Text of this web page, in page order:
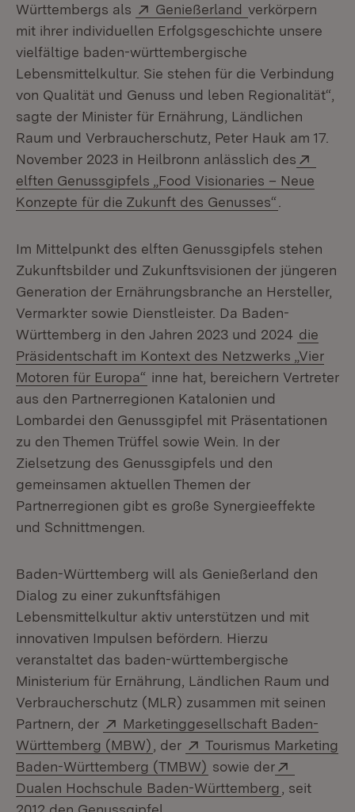
Württembergs als
Extern:
Genießerland (Öffnet in
verkörpern
mit ihrer individuellen Erfolgsgeschichte unsere
vielfältige baden-württembergische
Lebensmittelkultur. Sie stehen für die Verbindung
von Qualität und Genuss und leben Regionalität“,
sagte der Minister für Ernährung, Ländlichen
Raum und Verbraucherschutz, Peter Hauk am 17.
November 2023 in Heilbronn anlässlich des
elften Genussgipfels „Food Visionaries – Neue
Konzepte für die Zukunft des Genusses“
Im Mittelpunkt des elften Genussgipfels stehen
Zukunftsbilder und Zukunftsvisionen der jüngeren
Generation der Ernährungsbranche an Hersteller,
Vermarkter sowie Dienstleister. Da Baden-
Württemberg in den Jahren 2023 und 2024 die
Präsidentschaft im Kontext des Netzwerks „Vier
Motoren für Europa“ inne hat, bereichern Vertreter
aus den Partnerregionen Katalonien und
Lombardei den Genussgipfel mit Präsentationen
zu den Themen Trüffel sowie Wein. In der
Zielsetzung des Genussgipfels und den
gemeinsamen aktuellen Themen der
Partnerregionen gibt es große Synergieeffekte
und Schnittmengen.
Baden-Württemberg will als Genießerland den
Dialog zu einer zukunftsfähigen
Lebensmittelkultur aktiv unterstützen und mit
innovativen Impulsen befördern. Hierzu
veranstaltet das baden-württembergische
Ministerium für Ernährung, Ländlichen Raum und
Verbraucherschutz (MLR) zusammen mit seinen
Partnern, der
Extern:
Marketinggesellschaft Baden-
Württemberg (MBW) (Öffnet in neuem Fenster)
, der Extern:
Tourismus Marketing
Baden-Württemberg (TMBW) (Öffnet in neuem
sowie der
Dualen Hochschule Baden-Württemberg (Öffnet in
, seit